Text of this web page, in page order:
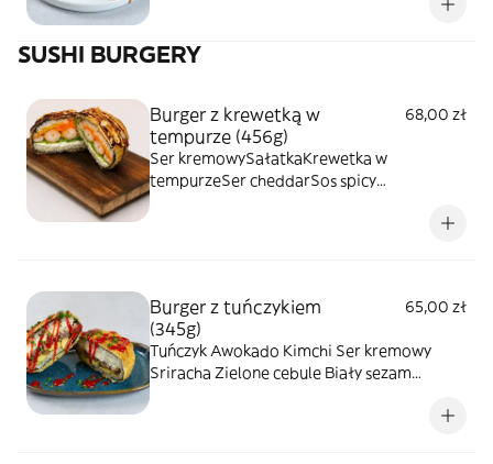
SUSHI BURGERY
Burger z krewetką w
tempurze (456g)
68,00 zł
Ser kremowySałatkaKrewetka w
tempurzeSer cheddarSos spicy
MassagoMangoTempuraKrakersyNoriRyżS
Burger z tuńczykiem
(345g)
65,00 zł
Tuńczyk Awokado Kimchi Ser kremowy
Sriracha Zielone cebule Biały sezam